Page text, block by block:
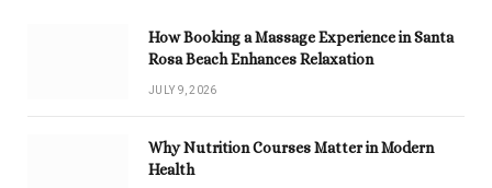
How Booking a Massage Experience in Santa
Rosa Beach Enhances Relaxation
JULY 9, 2026
Why Nutrition Courses Matter in Modern
Health